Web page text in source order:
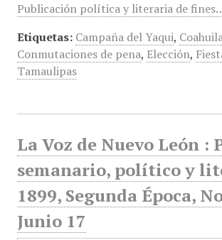
Publicación política y literaria de
Etiquetas: Campaña del Yaqui,
Conmutaciones de pena, Elección,
Tamaulipas
La Voz de Nuevo León :
semanario, político y
1899, Segunda Época,
Junio 17